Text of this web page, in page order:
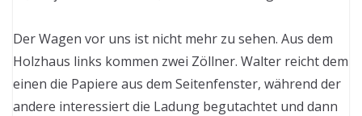
Der Wagen vor uns ist nicht mehr zu sehen. Aus dem
Holzhaus links kommen zwei Zöllner. Walter reicht dem
einen die Papiere aus dem Seitenfenster, während der
andere interessiert die Ladung begutachtet und dann